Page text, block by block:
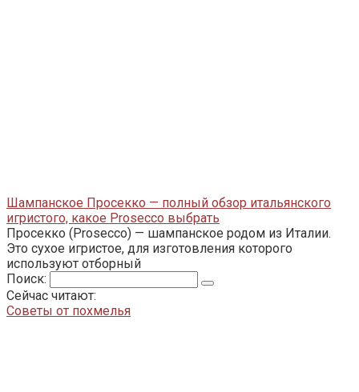
Шампанское Просекко — полный обзор итальянского
игристого, какое Prosecco выбрать
Просекко (Prosecco) — шампанское родом из Италии.
Это сухое игристое, для изготовления которого
используют отборный
Поиск:
Сейчас читают:
Советы от похмелья